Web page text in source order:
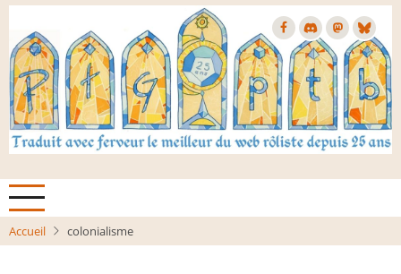
Aller
contenu
principal
Accueil colonialisme